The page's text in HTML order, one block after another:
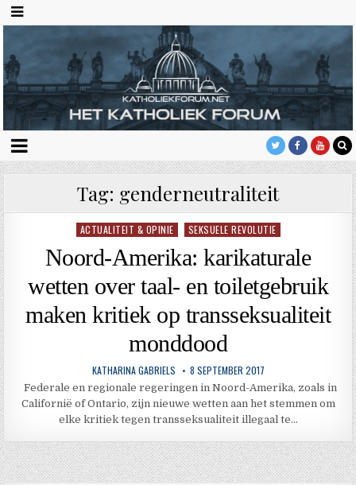
Tag: genderneutraliteit
Geplaatst
ACTUALITEIT & OPINIE SEKSUELE REVOLUTIE
Noord-Amerika: karikaturale
wetten over taal- en toiletgebruik
maken kritiek op transseksualiteit
monddood
KATHARINA GABRIELS 8 SEPTEMBER 2017
Federale en regionale regeringen in Noord-Amerika, zoals in
Californië of Ontario, zijn nieuwe wetten aan het stemmen om
elke kritiek tegen transseksualiteit illegaal te…